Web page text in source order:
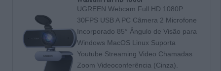
UGREEN Webcam Full HD 1080P
30FPS USB A PC Câmera 2 Microfone
Incorporado 85° Ângulo de Visão para
Windows MacOS Linux Suporta
Youtube Streaming Video Chamadas
Zoom Videoconferência (Cinza).